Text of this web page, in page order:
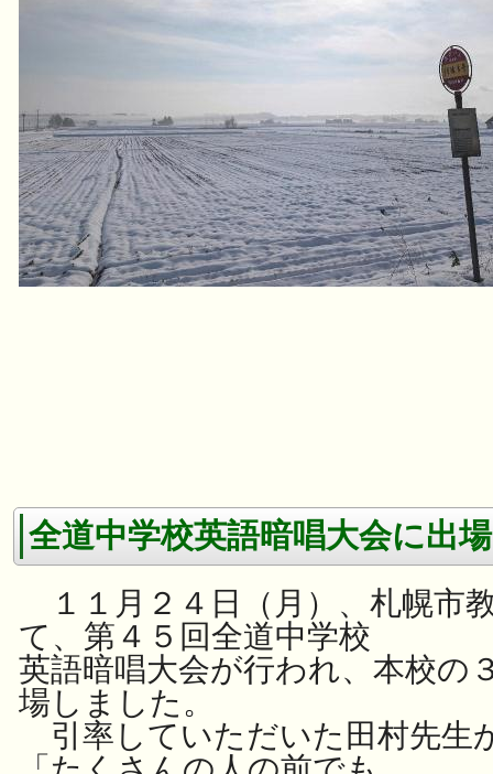
全道中学校英語暗唱大会に出
１１月２４日（月）、札幌市
て、第４５回全道中学校
英語暗唱大会が行われ、本校の
場しました。
引率していただいた田村先生